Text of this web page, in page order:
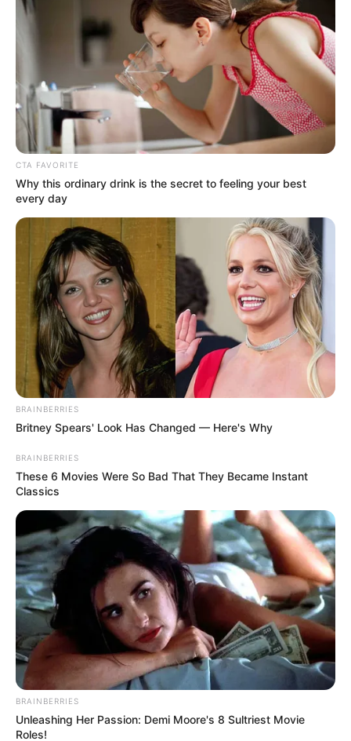
ΣΠΑΜΕ ΤΟ ΜΑΤΡΙΞ – ΤΟ ΒΙΒΛΙΟ
CTA FAVORITE
Why this ordinary drink is the secret to feeling your best
every day
BRAINBERRIES
Britney Spears' Look Has Changed — Here's Why
BRAINBERRIES
These 6 Movies Were So Bad That They Became Instant
Classics
BRAINBERRIES
Unleashing Her Passion: Demi Moore's 8 Sultriest Movie
Roles!